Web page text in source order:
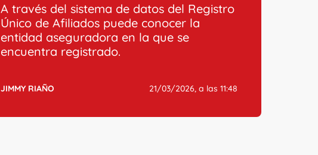
A través del sistema de datos del Registro
Único de Afiliados puede conocer la
entidad aseguradora en la que se
encuentra registrado.
JIMMY RIAÑO 21/03/2026, a las 11:48